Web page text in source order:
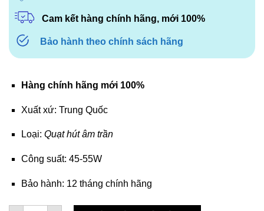
Cam kết hàng chính hãng, mới 100%
Bảo hành theo chính sách hãng
Hàng chính hãng mới 100%
Xuất xứ: Trung Quốc
Loại: Quạt hút âm trần
Công suất: 45-55W
Bảo hành: 12 tháng chính hãng
Quạt hút âm trần Panasonic FV-32CH9 số lượng